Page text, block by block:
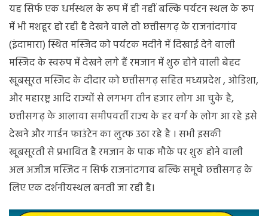
रही
इंदामरा
स्थित
अल-
अज़ीज़
मस्जिद
यह सिर्फ एक धर्मस्थल के रूप में ही नहीं बल्कि पर्यटन स्थल के रूप
में भी मशहूर हो रही है देखने वाले तो छत्तीसगढ़ के राजनांदगांव
(इंदामारा) स्थित मस्जिद को पर्यटक मदीने में दिखाई देने वाली
मस्जिद के स्वरुप में देखने लगे हैं रमजान में शुरु होने वाली बेहद
खूबसूरत मस्जिद के दीदार को छत्तीसगढ़ सहित मध्यप्रदेश , ओडिशा,
और महारष्ट्र आदि राज्यों से लगभग तीन हजार लोग आ चुके है,
छत्तीसगढ़ के आलावा समीपवर्ती राज्य के हर वर्ग के लोग आ रहे इसे
देखने और गार्डन फाउंटेन का लुत्फ उठा रहे है । सभी इसकी
खूबसूरती से प्रभावित है रमजान के पाक मौके पर शुरु होने वाली
अल अजीज मस्जिद न सिर्फ राजनांदगाव बल्कि समूचे छत्तीसगढ़ के
लिए एक दर्शनीयस्थल बनती जा रही है।